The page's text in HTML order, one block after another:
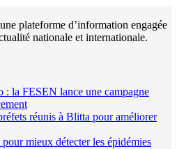
plateforme d’information engagée
nationale et internationale.
: la FESEN lance une campagne
réunis à Blitta pour améliorer
mieux détecter les épidémies